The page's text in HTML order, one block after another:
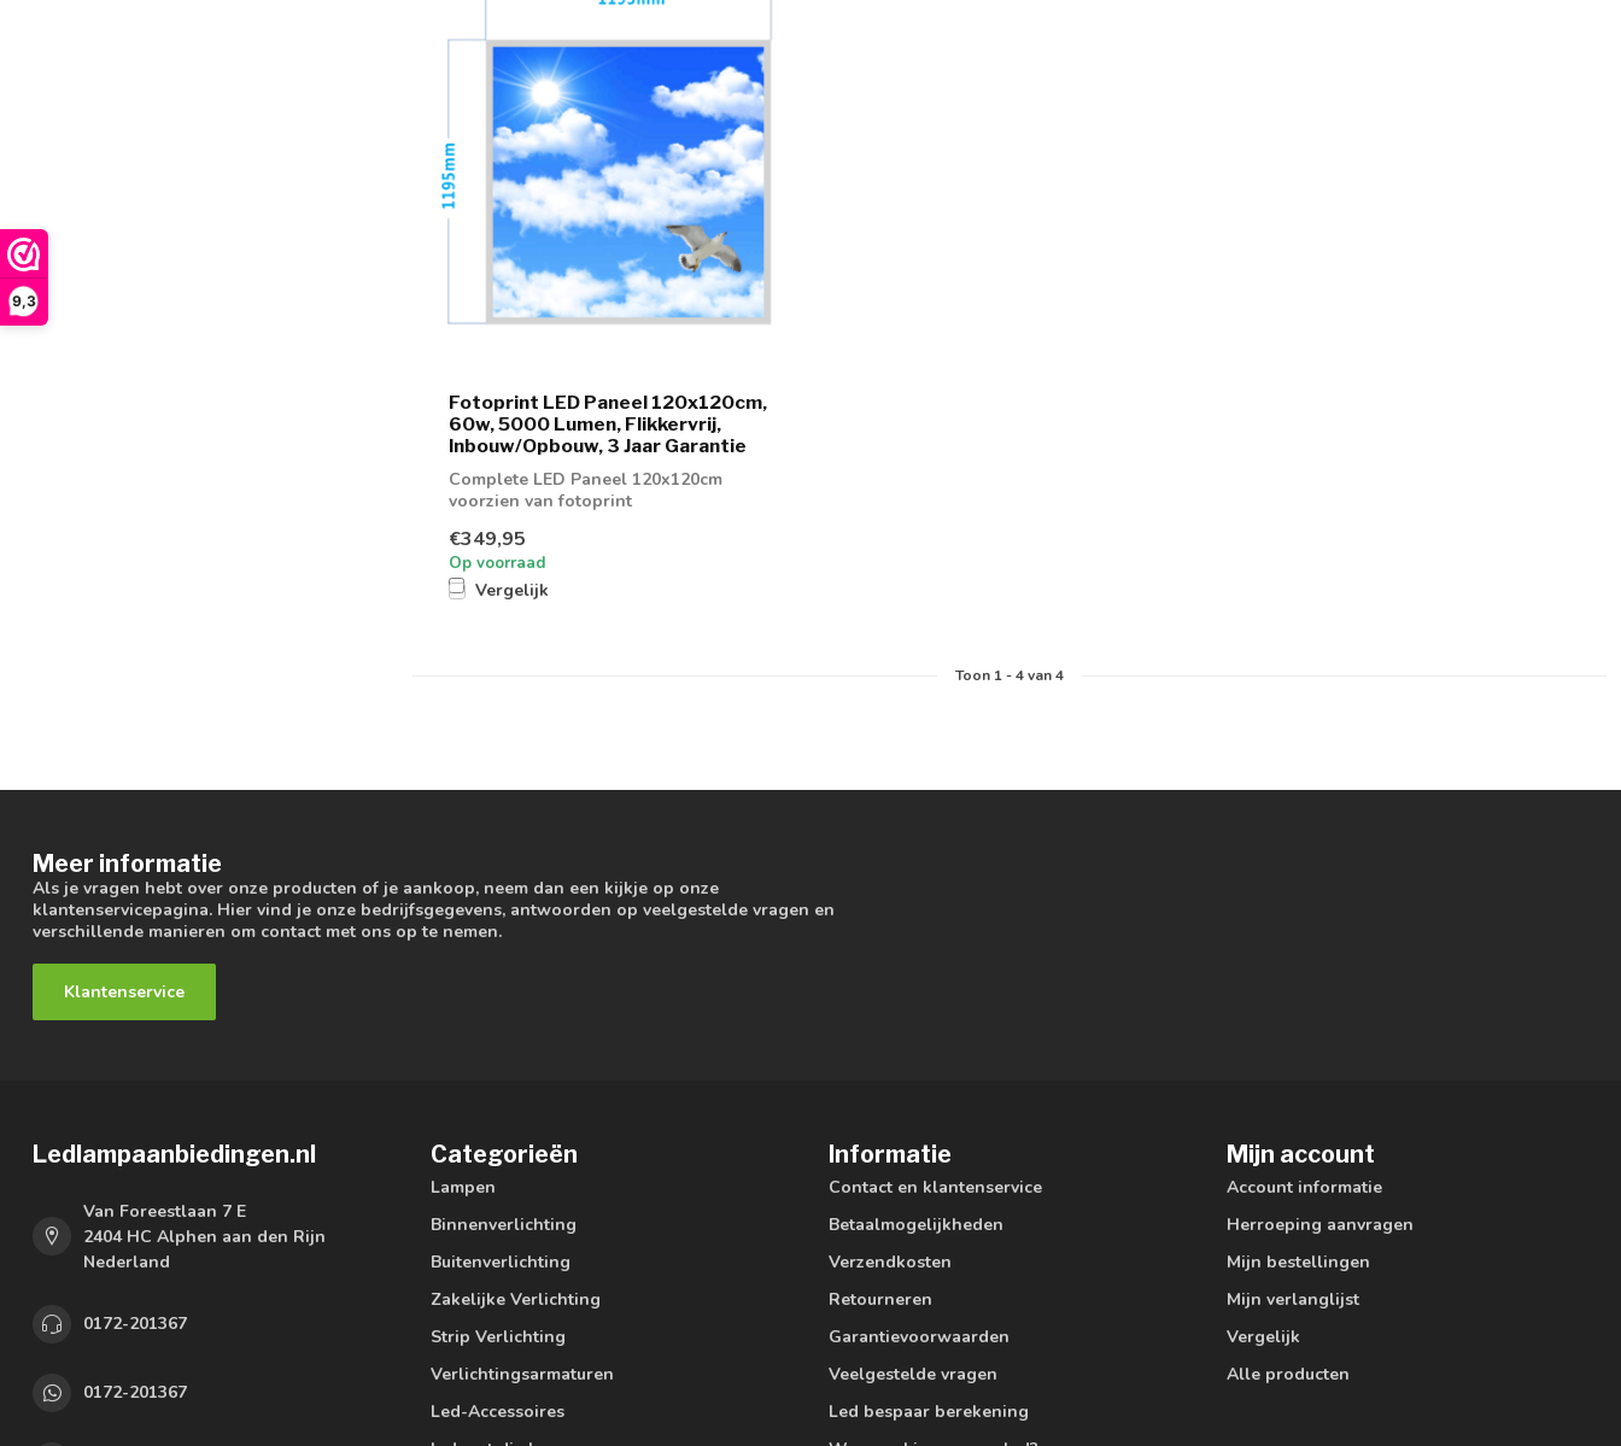
9,3
Fotoprint LED Paneel 120x120cm,
60w, 5000 Lumen, Flikkervrij,
Inbouw/Opbouw, 3 Jaar Garantie
Complete LED Paneel 120x120cm
voorzien van fotoprint
€349,95
Op voorraad
Vergelijk
Toon 1-4van 4
Meer informatie
Als je vragen hebt over onze producten of je aankoop, neem dan een kijkje op onze
klantenservicepagina. Hier vind je onze bedrijfsgegevens, antwoorden op veelgestelde vragen en
verschillende manieren om contact met ons op te nemen.
Klantenservice
Ledlampaanbiedingen.nl
Van Foreestlaan 7 E
2404 HC Alphen aan den Rijn
Nederland
0172-201367
0172-201367
Categorieën
Lampen
Binnenverlichting
Buitenverlichting
Zakelijke Verlichting
Strip Verlichting
Verlichtingsarmaturen
Led-Accessoires
Informatie
Contact en klantenservice
Betaalmogelijkheden
Verzendkosten
Retourneren
Garantievoorwaarden
Veelgestelde vragen
Led bespaar berekening
Mijn account
Account informatie
Herroeping aanvragen
Mijn bestellingen
Mijn verlanglijst
Vergelijk
Alle producten